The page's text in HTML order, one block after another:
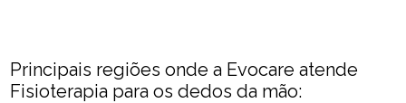
Principais regiões onde a Evocare atende
Fisioterapia para os dedos da mão​: